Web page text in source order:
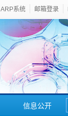
ARP系统 邮箱登录
信息公开